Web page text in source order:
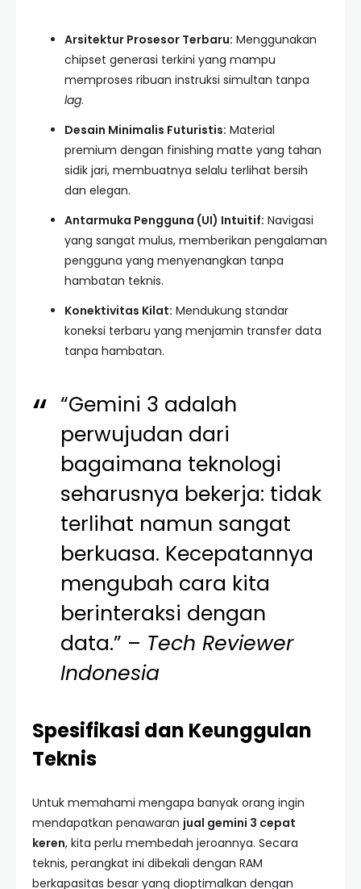
Arsitektur Prosesor Terbaru: Menggunakan
chipset generasi terkini yang mampu
memproses ribuan instruksi simultan tanpa
lag.
Desain Minimalis Futuristis: Material
premium dengan finishing matte yang tahan
sidik jari, membuatnya selalu terlihat bersih
dan elegan.
Antarmuka Pengguna (UI) Intuitif: Navigasi
yang sangat mulus, memberikan pengalaman
pengguna yang menyenangkan tanpa
hambatan teknis.
Konektivitas Kilat: Mendukung standar
koneksi terbaru yang menjamin transfer data
tanpa hambatan.
“Gemini 3 adalah
perwujudan dari
bagaimana teknologi
seharusnya bekerja: tidak
terlihat namun sangat
berkuasa. Kecepatannya
mengubah cara kita
berinteraksi dengan
data.” – Tech Reviewer
Indonesia
Spesifikasi dan Keunggulan
Teknis
Untuk memahami mengapa banyak orang ingin
mendapatkan penawaran jual gemini 3 cepat
keren, kita perlu membedah jeroannya. Secara
teknis, perangkat ini dibekali dengan RAM
berkapasitas besar yang dioptimalkan dengan